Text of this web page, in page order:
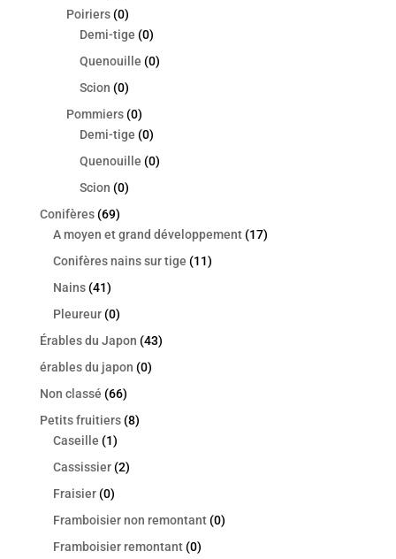
Poiriers (0)
Demi-tige (0)
Quenouille (0)
Scion (0)
Pommiers (0)
Demi-tige (0)
Quenouille (0)
Scion (0)
Conifères (69)
A moyen et grand développement (17)
Conifères nains sur tige (11)
Nains (41)
Pleureur (0)
Érables du Japon (43)
érables du japon (0)
Non classé (66)
Petits fruitiers (8)
Caseille (1)
Cassissier (2)
Fraisier (0)
Framboisier non remontant (0)
Framboisier remontant (0)